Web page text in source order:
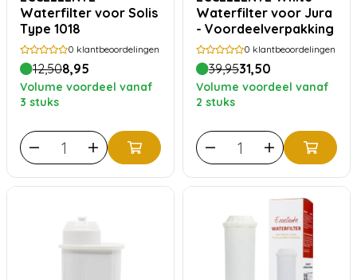
Waterfilter voor Solis
Type 1018
0 klantbeoordelingen
12,508,95
Volume voordeel vanaf
3 stuks
Waterfilter voor Jura
- Voordeelverpakking
0 klantbeoordelingen
39,9531,50
Volume voordeel vanaf
2 stuks